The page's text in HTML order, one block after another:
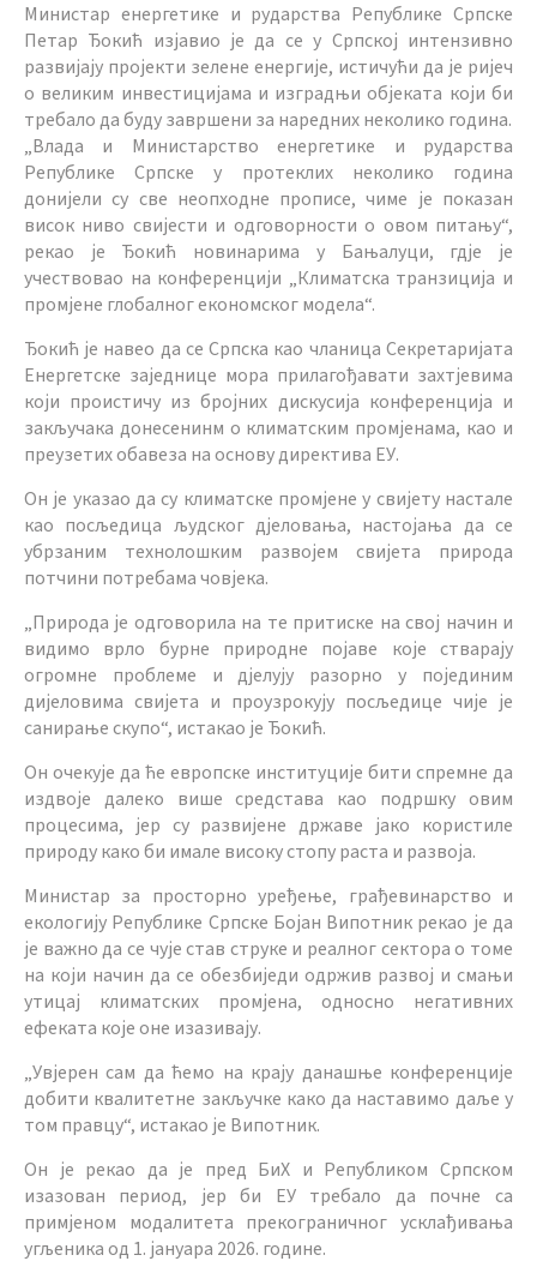
Министар енергетике и рударства Републике Српске
Петар Ђокић изјавио је да се у Српској интензивно
развијају пројекти зелене енергије, истичући да је ријеч
о великим инвестицијама и изградњи објеката који би
требало да буду завршени за наредних неколико година.
„Влада и Министарство енергетике и рударства
Републике Српске у протеклих неколико година
донијели су све неопходне прописе, чиме је показан
висок ниво свијести и одговорности о овом питању“,
рекао је Ђокић новинарима у Бањалуци, гд‌је је
учествовао на конференцији „Климатска транзиција и
промјене глобалног економског модела“.
Ђокић је навео да се Српска као чланица Секретаријата
Енергетске заједнице мора прилагођавати захтјевима
који проистичу из бројних дискусија конференција и
закључака донесенинм о климатским промјенама, као и
преузетих обавеза на основу директива ЕУ.
Он је указао да су климатске промјене у свијету настале
као посљедица људског д‌јеловања, настојања да се
убрзаним технолошким развојем свијета природа
потчини потребама човјека.
„Природа је одговорила на те притиске на свој начин и
видимо врло бурне природне појаве које стварају
огромне проблеме и д‌јелују разорно у појединим
дијеловима свијета и проузрокују посљедице чије је
санирање скупо“, истакао је Ђокић.
Он очекује да ће европске институције бити спремне да
издвоје далеко више средстава као подршку овим
процесима, јер су развијене државе јако користиле
природу како би имале високу стопу раста и развоја.
Министар за просторно уређење, грађевинарство и
екологију Републике Српске Бојан Випотник рекао је да
је важно да се чује став струке и реалног сектора о томе
на који начин да се обезбиједи одржив развој и смањи
утицај климатских промјена, односно негативних
ефеката које оне изазивају.
„Увјерен сам да ћемо на крају данашње конференције
добити квалитетне закључке како да наставимо даље у
том правцу“, истакао је Випотник.
Он је рекао да је пред БиХ и Републиком Српском
изазован период, јер би ЕУ требало да почне са
примјеном модалитета прекограничног усклађивања
угљеника од 1. јануара 2026. године.